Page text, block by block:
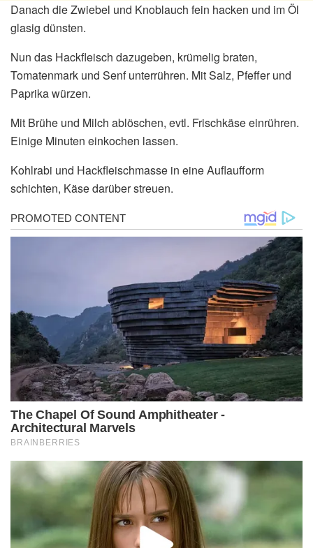
Danach die Zwiebel und Knoblauch fein hacken und im Öl
glasig dünsten.
Nun das Hackfleisch dazugeben, krümelig braten,
Tomatenmark und Senf unterrühren. Mit Salz, Pfeffer und
Paprika würzen.
Mit Brühe und Milch ablöschen, evtl. Frischkäse einrühren.
Einige Minuten einkochen lassen.
Kohlrabi und Hackfleischmasse in eine Auflaufform
schichten, Käse darüber streuen.